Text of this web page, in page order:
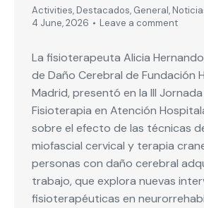
Activities, Destacados, General,
4 June, 2026
Leave a comment
La fisioterapeuta Alicia
de Daño Cerebral de Fundación
Madrid, presentó en la III
Fisioterapia en Atención
sobre el efecto de las técnicas
miofascial cervical y terapia
personas con daño cerebral
trabajo, que explora nuevas
fisioterapéuticas en